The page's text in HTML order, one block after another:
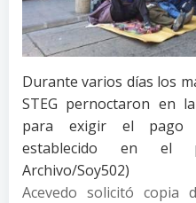
Durante varios días los
STEG pernoctaron en
para exigir el pago
establecido en el
Archivo/Soy502)
Acevedo solicitó